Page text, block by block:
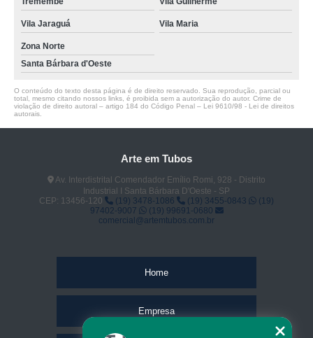
Vila Jaraguá Vila Maria
Zona Norte
Santa Bárbara d'Oeste
O conteúdo do texto desta página é de direito reservado. Sua reprodução, parcial ou
total, mesmo citando nossos links, é proibida sem a autorização do autor. Crime de
violação de direito autoral – artigo 184 do Código Penal – Lei 9610/98 - Lei de direitos
autorais
Arte em Tubos
Av. Interdistrital Comendador Emílio Romi, 928 - Distrito
Industrial I Santa Bárbara D'Oeste - SP
CEP: 13456-120
(19) 3478-1086 (19) 3455-0843
(19)
97402-9007
(19) 99691-0680
comercial@artemtubos.com.br
Home
Empresa